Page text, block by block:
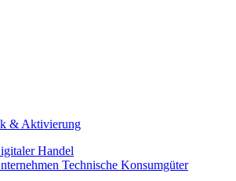
& Aktivierung
Handel
Technische Konsumgüter